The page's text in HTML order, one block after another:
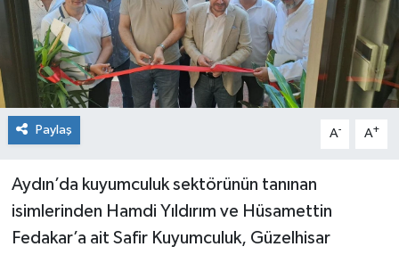
Paylaş A- A+
Aydın’da kuyumculuk sektörünün tanınan
isimlerinden Hamdi Yıldırım ve Hüsamettin
Fedakar’a ait Safir Kuyumculuk, Güzelhisar